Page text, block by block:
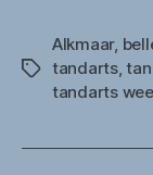
Tags
Alkmaar,
tandarts,
tandarts